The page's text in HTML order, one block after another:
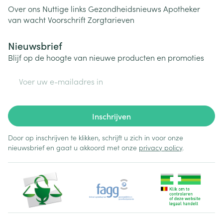
Over ons Nuttige links Gezondheidsnieuws Apotheker
van wachtVoorschriftZorgtarieven
Nieuwsbrief
Blijf op de hoogte van nieuwe producten en promoties
Inschrijven
Door op inschrijven te klikken, schrijft u zich in voor onze
nieuwsbrief en gaat u akkoord met onze privacy policy.